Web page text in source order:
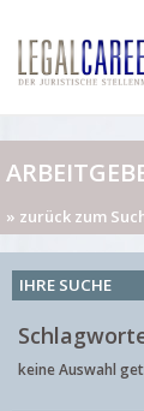
» zurück zum
IHRE SUCHE
keine Auswahl